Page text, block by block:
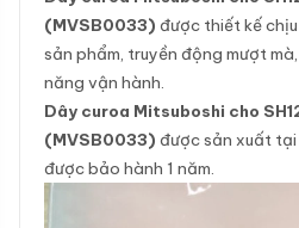
(MVSB0033) được thiết kế
sản phẩm, truyền động mượt
năng vận hành.
Dây curoa Mitsuboshi cho
(MVSB0033) được sản xuất tại
được bảo hành 1 năm.